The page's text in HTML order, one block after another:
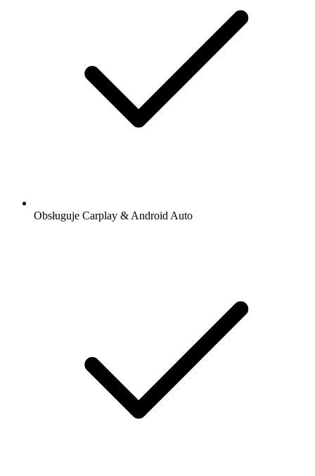
Obsługuje Carplay & Android Auto